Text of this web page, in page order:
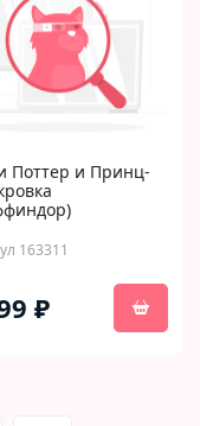
Поттер и Принц-
163311
₽